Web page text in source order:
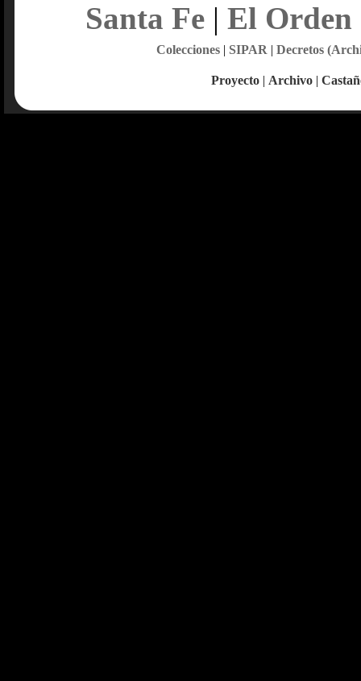
Santa Fe| El Orden
Colecciones| SIPAR | Decretos
Proyecto | Archivo |